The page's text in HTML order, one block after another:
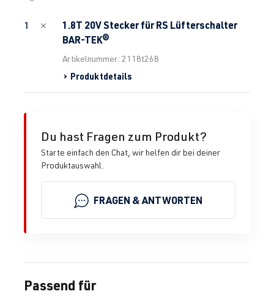
1
1.8T 20V Stecker für RS Lüfterschalter
BAR-TEK®
Artikelnummer: 2118t268
Produktdetails
Du hast Fragen zum Produkt?
Starte einfach den Chat, wir helfen dir bei deiner
Produktauswahl.
FRAGEN & ANTWORTEN
Passend für